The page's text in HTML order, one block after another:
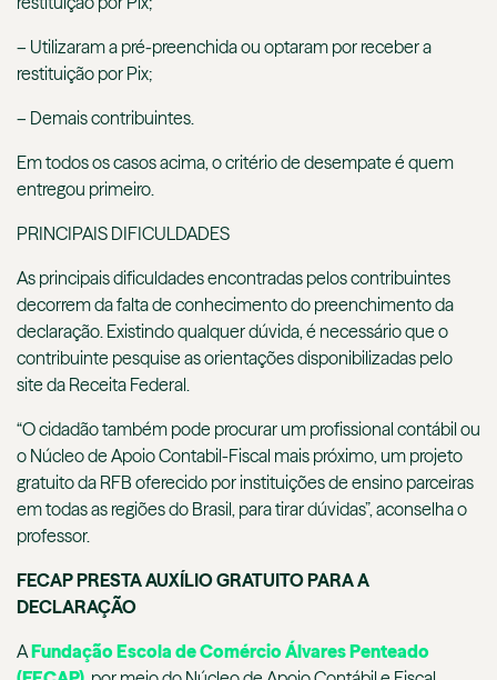
– Utilizaram a pré-preenchida ou optaram por receber a
restituição por Pix;
– Demais contribuintes.
Em todos os casos acima, o critério de desempate é quem
entregou primeiro.
PRINCIPAIS DIFICULDADES
As principais dificuldades encontradas pelos contribuintes
decorrem da falta de conhecimento do preenchimento da
declaração. Existindo qualquer dúvida, é necessário que o
contribuinte pesquise as orientações disponibilizadas pelo
site da Receita Federal.
“O cidadão também pode procurar um profissional contábil ou
o Núcleo de Apoio Contabil-Fiscal mais próximo, um projeto
gratuito da RFB oferecido por instituições de ensino parceiras
em todas as regiões do Brasil, para tirar dúvidas”, aconselha o
professor.
FECAP PRESTA AUXÍLIO GRATUITO PARA A
DECLARAÇÃO
AFundação Escola de Comércio Álvares Penteado